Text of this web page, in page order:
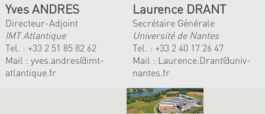
Yves ANDRES
Directeur-Adjoint
IMT Atlantique
Tel. : +33 2 51 85 82 62
Mail : yves.andres@imt-
atlantique.fr
Laurence DRANT
Secrétaire Générale
Université de Nantes
Tel. : +33 2 40 17 26 47
Mail : Laurence.Drant@univ-
nantes.fr